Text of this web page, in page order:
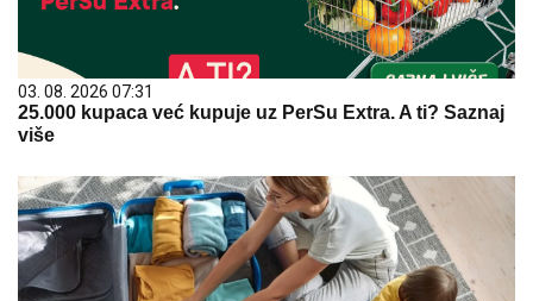
03. 08. 2026 07:31
25.000 kupaca već kupuje uz PerSu Extra. A ti? Saznaj
više